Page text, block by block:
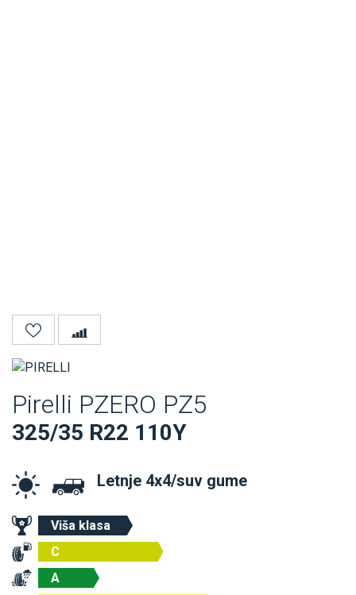
Pirelli PZERO PZ5
325/35 R22 110Y
Letnje 4x4/suv gume
Viša klasa
C
A